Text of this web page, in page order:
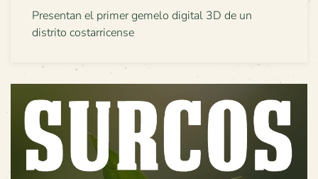
Presentan el primer gemelo digital 3D de un
distrito costarricense